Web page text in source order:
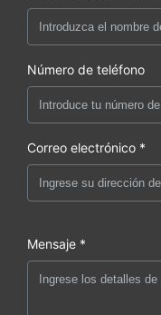
Número de teléfono
Correo electrónico *
Mensaje *